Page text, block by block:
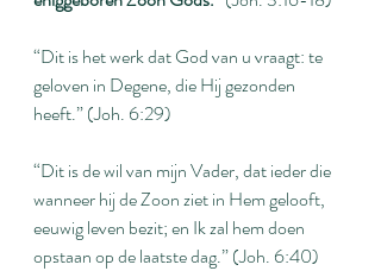
“Dit is het werk dat God van u vraagt: te
geloven in Degene, die Hij gezonden
heeft.” (Joh. 6:29)
“Dit is de wil van mijn Vader, dat ieder die
wanneer hij de Zoon ziet in Hem gelooft,
eeuwig leven bezit; en Ik zal hem doen
opstaan op de laatste dag.” (Joh. 6:40)